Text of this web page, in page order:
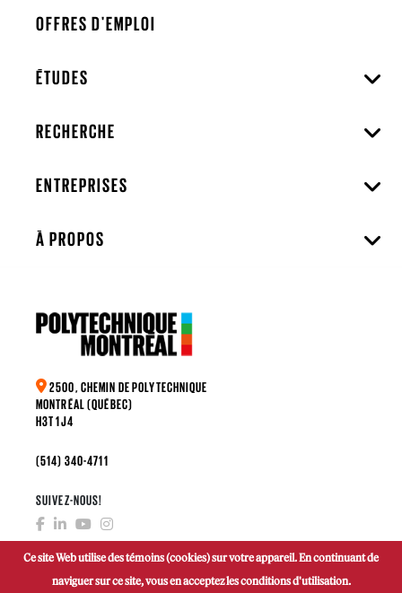
OFFRES D'EMPLOI
ÉTUDES
RECHERCHE
ENTREPRISES
À PROPOS
2500, CHEMIN DE POLYTECHNIQUE
MONTRÉAL (QUÉBEC)
H3T 1J4
(514) 340-4711
SUIVEZ-NOUS!
FAIRE UN DON
Ce site Web utilise des témoins (cookies) sur votre appareil. En continuant de
naviguer sur ce site, vous en acceptez les conditions d'utilisation.